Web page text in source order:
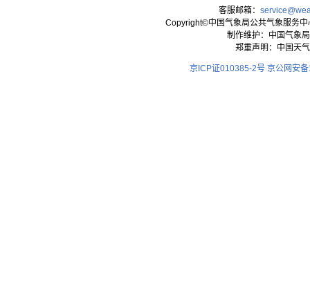
客服邮箱：
Copyright©中国气象局公共气象服务
制作维护：中国气象
郑重声明：中国天
京ICP证010385-2号 京公网安